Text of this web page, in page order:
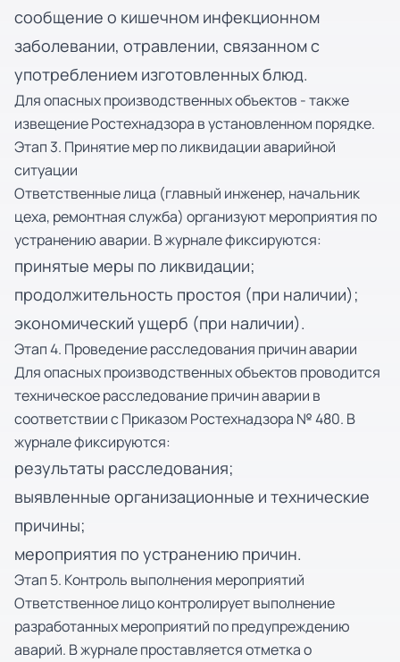
сообщение о кишечном инфекционном
заболевании, отравлении, связанном с
употреблением изготовленных блюд.
Для опасных производственных объектов - также
извещение Ростехнадзора в установленном порядке.
Этап 3. Принятие мер по ликвидации аварийной
ситуации
Ответственные лица (главный инженер, начальник
цеха, ремонтная служба) организуют мероприятия по
устранению аварии. В журнале фиксируются:
принятые меры по ликвидации;
продолжительность простоя (при наличии);
экономический ущерб (при наличии).
Этап 4. Проведение расследования причин аварии
Для опасных производственных объектов проводится
техническое расследование причин аварии в
соответствии с Приказом Ростехнадзора № 480. В
журнале фиксируются:
результаты расследования;
выявленные организационные и технические
причины;
мероприятия по устранению причин.
Этап 5. Контроль выполнения мероприятий
Ответственное лицо контролирует выполнение
разработанных мероприятий по предупреждению
аварий. В журнале проставляется отметка о